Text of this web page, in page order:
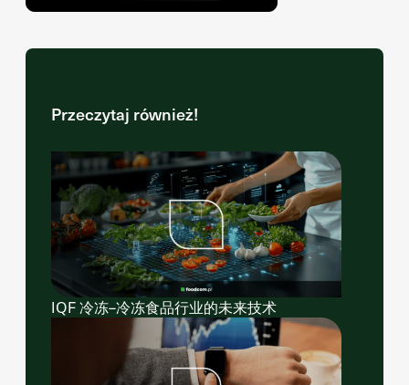
Przeczytaj również!
IQF 冷冻–冷冻食品行业的未来技术